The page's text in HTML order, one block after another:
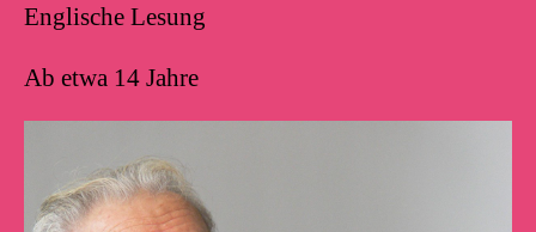
Englische Lesung
Ab etwa 14 Jahre